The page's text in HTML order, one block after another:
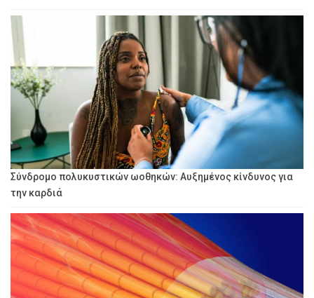
Σύνδρομο πολυκυστικών ωοθηκών: Αυξημένος κίνδυνος για
την καρδιά